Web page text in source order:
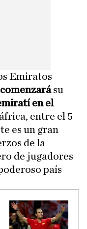
Emiratos
comenzarásu
en el
entre el 5
es un gran
de la
de jugadores
país